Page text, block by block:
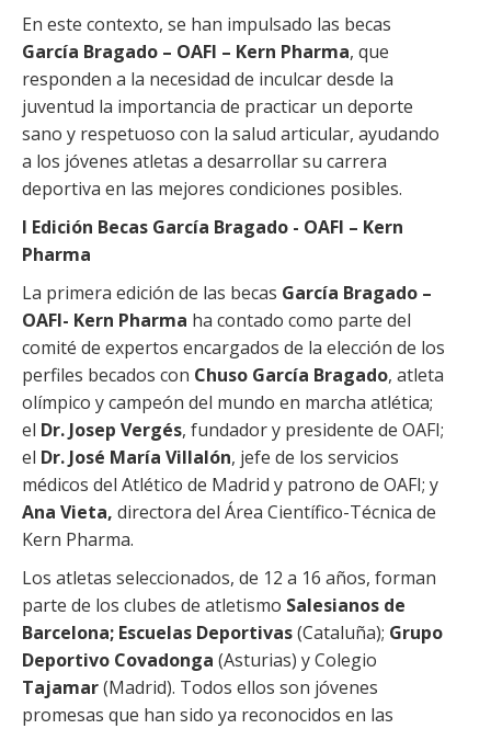
En este contexto, se han impulsado las becas
García Bragado – OAFI – Kern Pharma, que
responden a la necesidad de inculcar desde la
juventud la importancia de practicar un deporte
sano y respetuoso con la salud articular, ayudando
a los jóvenes atletas a desarrollar su carrera
deportiva en las mejores condiciones posibles.
I Edición Becas García Bragado - OAFI – Kern
Pharma
La primera edición de las becas García Bragado –
OAFI- Kern Pharma ha contado como parte del
comité de expertos encargados de la elección de los
perfiles becados con Chuso García Bragado, atleta
olímpico y campeón del mundo en marcha atlética;
el Dr. Josep Vergés, fundador y presidente de OAFI;
el Dr. José María Villalón, jefe de los servicios
médicos del Atlético de Madrid y patrono de OAFI; y
Ana Vieta, directora del Área Científico-Técnica de
Kern Pharma.
Los atletas seleccionados, de 12 a 16 años, forman
parte de los clubes de atletismo Salesianos de
Barcelona; Escuelas Deportivas(Cataluña); Grupo
Deportivo Covadonga (Asturias) y Colegio
Tajamar(Madrid). Todos ellos son jóvenes
promesas que han sido ya reconocidos en las